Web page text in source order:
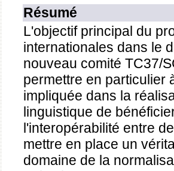
Résumé
L'objectif principal du
internationales dans le
nouveau comité TC37/
permettre en particulier
impliquée dans la
linguistique de
l'interopérabilité entre
mettre en place un
domaine de la